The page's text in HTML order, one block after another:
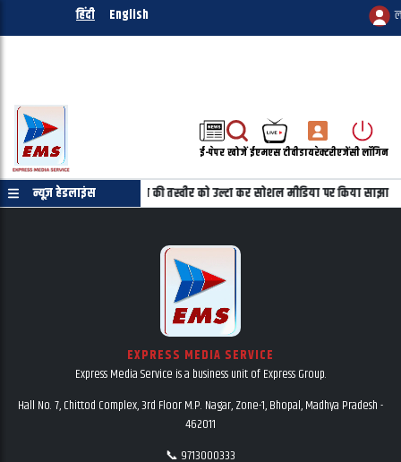
हिंदी English
ई-पेपरखोजेंईएमएस टीवीडायरेक्टरीएजेंसी लॉगिन
न्यूज़ हेडलाइंस
की जरुरत नहीं महबूबा की तस्वीर को उल्टा कर सोशल मीडिया पर किया साझा
EXPRESS MEDIA SERVICE
Express Media Service is a business unit of Express Group.
Hall No. 7, Chittod Complex, 3rd Floor M.P. Nagar, Zone-1, Bhopal, Madhya Pradesh -
462011
📞 9713000333